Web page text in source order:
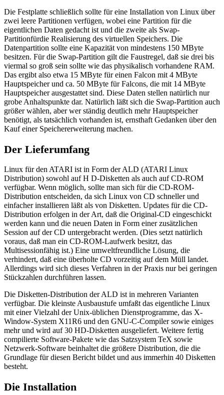
Die Festplatte schließlich sollte für eine Installation von Linux über
zwei leere Partitionen verfügen, wobei eine Partition für die
eigentlichen Daten gedacht ist und die zweite als Swap-
Partitionfürdie Realisierung des virtuellen Speichers. Die
Datenpartition sollte eine Kapazität von mindestens 150 MByte
besitzen. Für die Swap-Partition gilt die Faustregel, daß sie drei bis
viermal so groß sein sollte wie das physikalisch vorhandene RAM.
Das ergibt also etwa 15 MByte für einen Falcon mit 4 MByte
Hauptspeicher und ca. 50 MByte für Falcons, die mit 14 MByte
Hauptspeicher ausgestattet sind. Diese Daten stellen natürlich nur
grobe Anhaltspunkte dar. Natürlich läßt sich die Swap-Partition auch
größer wählen, aber wer ständig deutlich mehr Hauptspeicher
benötigt, als tatsächlich vorhanden ist, ernsthaft Gedanken über den
Kauf einer Speichererweiterung machen.
Der Lieferumfang
Linux für den ATARI ist in Form der ALD (ATARI Linux
Distribution) sowohl auf H D-Disketten als auch auf CD-ROM
verfügbar. Wenn möglich, sollte man sich für die CD-ROM-
Distribution entscheiden, da sich Linux von CD schneller und
einfacher installieren läßt als von Disketten. Updates für die CD-
Distribution erfolgen in der Art, daß die Original-CD eingeschickt
werden kann und die neuen Daten in Form einer zusätzlichen
Session auf der CD untergebracht werden. (Dies setzt natürlich
voraus, daß man ein CD-ROM-Laufwerk besitzt, das
Multisessionfähig ist.) Eine umweltfreundliche Lösung, die
verhindert, daß eine überholte CD vorzeitig auf dem Müll landet.
Allerdings wird sich dieses Verfahren in der Praxis nur bei geringen
Stückzahlen durchführen lassen.
Die Disketten-Distribution der ALD ist in mehreren Varianten
verfügbar. Die kleinste Ausbaustufe umfaßt das eigentliche Linux
mit einer Vielzahl der Unix-üblichen Dienstprogramme, das X-
Window-System X11R6 und den GNU-C-Compiler sowie einiges
mehr und wird auf 30 HD-Disketten ausgeliefert. Weitere fertig
compilierte Software-Pakete wie das Satzsystem TeX sowie
Netzwerk-Software beinhaltet die größere Distribution, die die
Grundlage für diesen Bericht bildet und aus immerhin 40 Disketten
besteht.
Die Installation